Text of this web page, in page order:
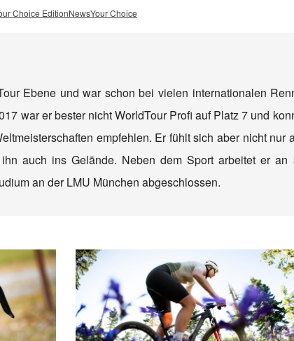
Choice EditionNewsYour Choice
Ebene und war schon bei vielen internationalen
war er bester nicht WorldTour Profi auf Platz 7 und
empfehlen. Er fühlt sich aber nicht nur
auch ins Gelände. Neben dem Sport arbeitet er an
an der LMU München abgeschlossen.